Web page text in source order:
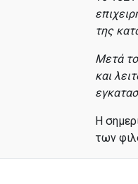
της
Μετά
και
Η
των